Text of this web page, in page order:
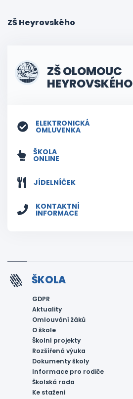
ZŠ Heyrovského
ZŠ OLOMOUC
HEYROVSKÉHO
ELEKTRONICKÁ
OMLUVENKA
ŠKOLA
ONLINE
JÍDELNÍČEK
KONTAKTNÍ
INFORMACE
ŠKOLA
GDPR
Aktuality
Omlouvání žáků
O škole
Školní projekty
Rozšířená výuka
Dokumenty školy
Informace pro rodiče
Školská rada
Ke stažení